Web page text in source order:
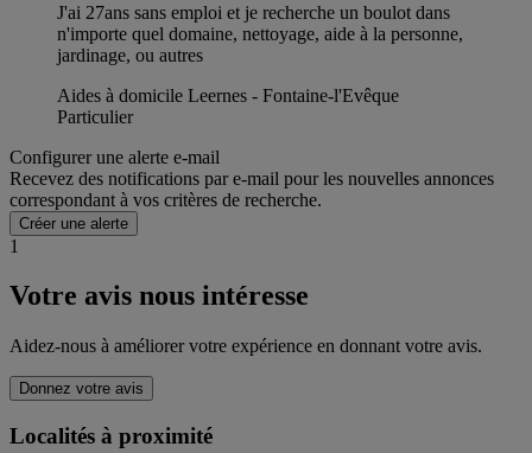
J'ai 27ans sans emploi et je recherche un boulot dans
n'importe quel domaine, nettoyage, aide à la personne,
jardinage, ou autres
Aides à domicile Leernes - Fontaine-l'Evêque
Particulier
Configurer une alerte e-mail
Recevez des notifications par e-mail pour les nouvelles annonces
correspondant à vos critères de recherche.
Créer une alerte
1
Votre avis nous intéresse
Aidez-nous à améliorer votre expérience en donnant votre avis.
Donnez votre avis
Localités à proximité